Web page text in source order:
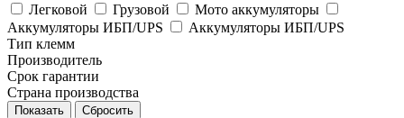
Легковой
Грузовой
Мото аккумуляторы
Аккумуляторы ИБП/UPS
Аккумуляторы ИБП/UPS
Тип клемм
Производитель
Срок гарантии
Страна производства
Сбросить